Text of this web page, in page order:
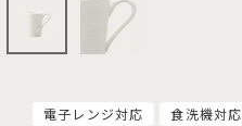
電子レンジ対応 食洗機対応